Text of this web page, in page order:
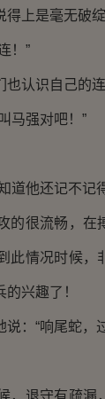
上是毫无破绽
！”
识自己的连
强对吧！”
他还记不记
很流畅，在
此情况时候
兴趣了！
“响尾蛇，
退守有疏漏